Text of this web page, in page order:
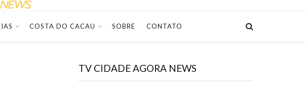
COSTA DO CACAU SOBRE CONTATO
TV CIDADE AGORA NEWS